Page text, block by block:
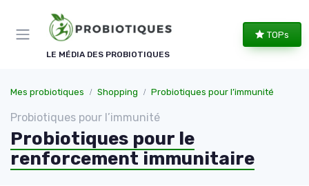
LE MÉDIA DES PROBIOTIQUES
TOPs
Mes probiotiques Shopping Probiotiques pour l’immunité
Probiotiques pour l’immunité
Probiotiques pour le
renforcement immunitaire